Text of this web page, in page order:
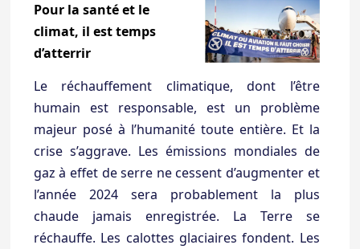
Pour la santé et le
climat, il est temps
d’atterrir
Le réchauffement climatique, dont l’être
humain est responsable, est un problème
majeur posé à l’humanité toute entière. Et la
crise s’aggrave. Les émissions mondiales de
gaz à effet de serre ne cessent d’augmenter et
l’année 2024 sera probablement la plus
chaude jamais enregistrée. La Terre se
réchauffe. Les calottes glaciaires fondent. Les